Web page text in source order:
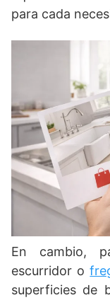
para cada
En cambio,
escurridor o
superficies de